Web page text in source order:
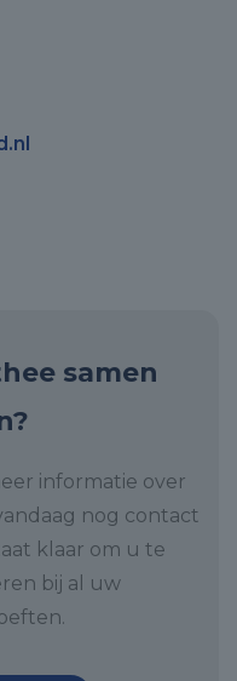
samen
informatie over
nog contact
klaar om u te
bij al uw